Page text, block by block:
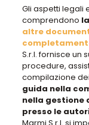
Gli aspetti legali
comprendono la
altre
S.r.l. fornisce un
procedure,
compilazione
guida nella
nella gestione
presso le